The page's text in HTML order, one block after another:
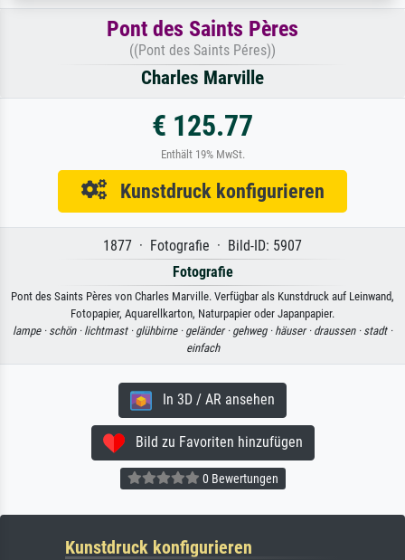
Pont des Saints Pères
((Pont des Saints Péres))
Charles Marville
€ 125.77
Enthält 19% MwSt.
Kunstdruck konfigurieren
1877 · Fotografie · Bild-ID: 5907
Fotografie
Pont des Saints Pères von Charles Marville. Verfügbar als Kunstdruck auf Leinwand,
Fotopapier, Aquarellkarton, Naturpapier oder Japanpapier.
lampe · schön · lichtmast · glühbirne · geländer · gehweg · häuser · draussen · stadt ·
einfach
In 3D / AR ansehen
Bild zu Favoriten hinzufügen
0 Bewertungen
Kunstdruck konfigurieren